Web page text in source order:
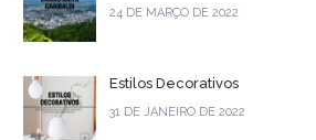
24 DE MARÇO DE 2022
Estilos Decorativos
31 DE JANEIRO DE 2022